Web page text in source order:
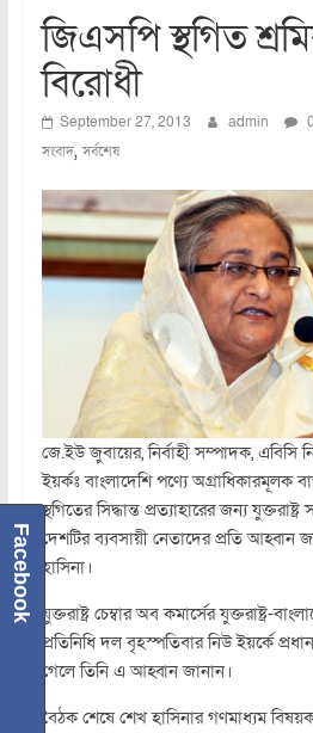
জিএসপি স্থগিত
বিরোধী
September 27, 2013 admin
সংবাদ,সর্বশেষ
জে.ইউ জুবায়ের, নির্বাহী সম্পাদক, এবিসি
ইয়র্কঃ বাংলাদেশি পণ্যে অগ্রাধিকারমূলক
স্থগিতের সিদ্ধান্ত প্রত্যাহারের জন্য
দেশটির ব্যবসায়ী নেতাদের প্রতি আহ্বান
হাসিনা।
যুক্তরাষ্ট্র চেম্বার অব কমার্সের যুক্তরাষ্ট্র-
প্রতিনিধি দল বৃহস্পতিবার নিউ ইয়র্কে
গেলে তিনি এ আহ্বান জানান।
বৈঠক শেষে শেখ হাসিনার গণমাধ্যম
Facebook